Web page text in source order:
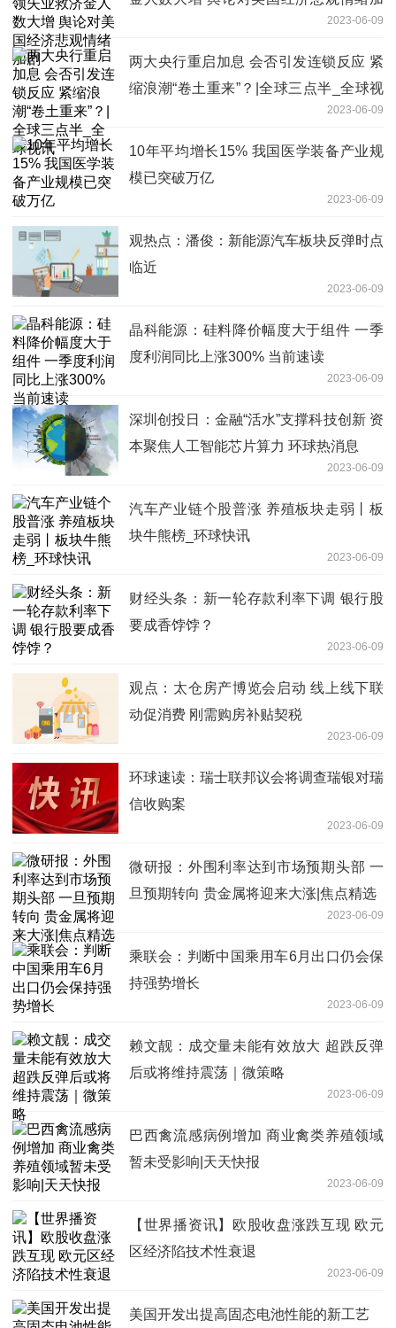
2023-06-09
两大央行重启加息 会否引发连锁反应 紧
缩浪潮“卷土重来”？|全球三点半_全球视
2023-06-09
10年平均增长15% 我国医学装备产业规
模已突破万亿
2023-06-09
观热点：潘俊：新能源汽车板块反弹时点
临近
2023-06-09
晶科能源：硅料降价幅度大于组件 一季
度利润同比上涨300% 当前速读
2023-06-09
深圳创投日：金融“活水”支撑科技创新 资
本聚焦人工智能芯片算力 环球热消息
2023-06-09
汽车产业链个股普涨 养殖板块走弱丨板
块牛熊榜_环球快讯
2023-06-09
财经头条：新一轮存款利率下调 银行股
要成香饽饽？
2023-06-09
观点：太仓房产博览会启动 线上线下联
动促消费 刚需购房补贴契税
2023-06-09
环球速读：瑞士联邦议会将调查瑞银对瑞
信收购案
2023-06-09
微研报：外围利率达到市场预期头部 一
旦预期转向 贵金属将迎来大涨|焦点精选
2023-06-09
乘联会：判断中国乘用车6月出口仍会保
持强势增长
2023-06-09
赖文靓：成交量未能有效放大 超跌反弹
后或将维持震荡｜微策略
2023-06-09
巴西禽流感病例增加 商业禽类养殖领域
暂未受影响|天天快报
2023-06-09
【世界播资讯】欧股收盘涨跌互现 欧元
区经济陷技术性衰退
2023-06-09
美国开发出提高固态电池性能的新工艺